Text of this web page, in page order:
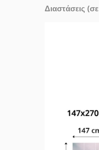
Διαστάσεις